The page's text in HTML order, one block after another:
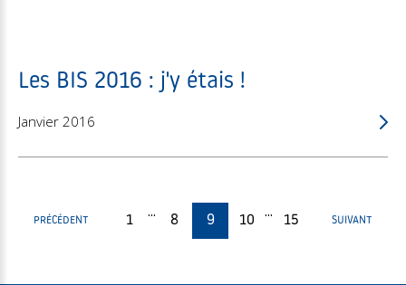
Les BIS 2016 : j'y étais !
Janvier 2016
PRÉCÉDENT 1 ... 8 9 10 ... 15 SUIVANT